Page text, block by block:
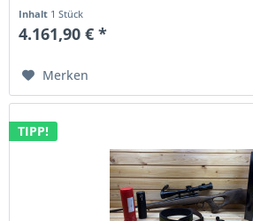
Inhalt 1 Stück
4.161,90 € *
Merken
TIPP!